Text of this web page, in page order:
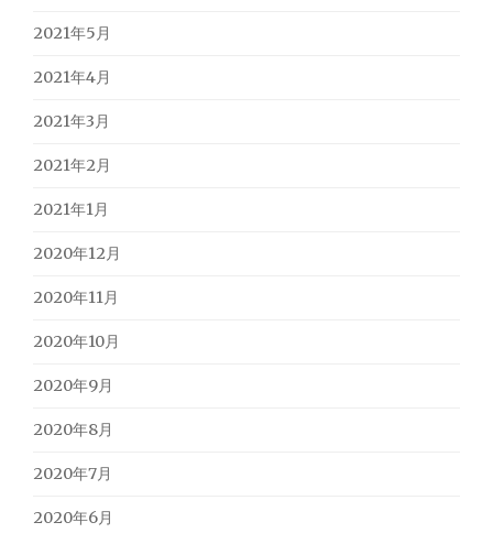
2021年5月
2021年4月
2021年3月
2021年2月
2021年1月
2020年12月
2020年11月
2020年10月
2020年9月
2020年8月
2020年7月
2020年6月